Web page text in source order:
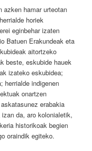
azken hamar urteotan
horiek
eginbehar izaten
Batuen Erakundeak eta
aitortzeko
beste, eskubide hauek
izateko eskubidea;
herrialde indigenen
onartzen
erabakia
da, aro kolonialetik,
historikoak begien
oraindik egiteko.